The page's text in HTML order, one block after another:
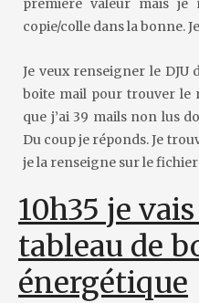
première valeur mais je
copie/colle dans la bonne.
Je veux renseigner le DJU
boite mail pour trouver le
que j’ai 39 mails non lus
Du coup je réponds. Je
je la renseigne sur le fichier
10h35 je
tableau de
énergétique